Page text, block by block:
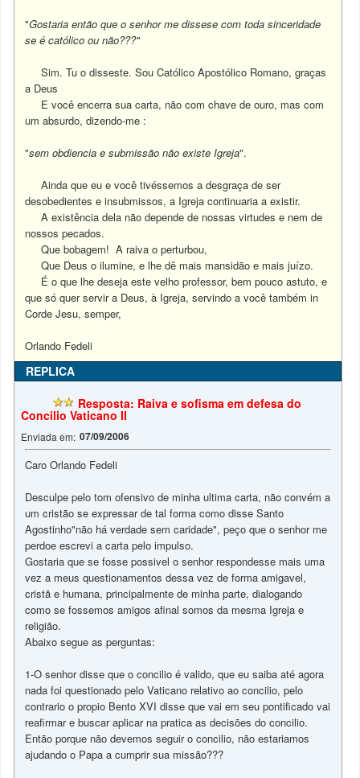
"Gostaria então que o senhor me dissese com toda sinceridade
se é católico ou não???"
Sim. Tu o disseste. Sou Católico Apostólico Romano, graças
a Deus
E você encerra sua carta, não com chave de ouro, mas com
um absurdo, dizendo-me :
"sem obdiencia e submissão não existe Igreja".
Ainda que eu e você tivéssemos a desgraça de ser
desobedientes e insubmissos, a Igreja continuaria a existir.
A existência dela não depende de nossas virtudes e nem de
nossos pecados.
Que bobagem! A raiva o perturbou,
Que Deus o ilumine, e lhe dê mais mansidão e mais juízo.
É o que lhe deseja este velho professor, bem pouco astuto, e
que só quer servir a Deus, à Igreja, servindo a você também in
Corde Jesu, semper,
Orlando Fedeli
REPLICA
Resposta: Raiva e sofisma em defesa do
Concilio Vaticano II
Enviada em: 07/09/2006
Caro Orlando Fedeli
Desculpe pelo tom ofensivo de minha ultima carta, não convém a
um cristão se expressar de tal forma como disse Santo
Agostinho"não há verdade sem caridade", peço que o senhor me
perdoe escrevi a carta pelo impulso.
Gostaria que se fosse possivel o senhor respondesse mais uma
vez a meus questionamentos dessa vez de forma amigavel,
cristã e humana, principalmente de minha parte, dialogando
como se fossemos amigos afinal somos da mesma Igreja e
religião.
Abaixo segue as perguntas:
1-O senhor disse que o concilio é valido, que eu saiba até agora
nada foi questionado pelo Vaticano relativo ao concilio, pelo
contrario o propio Bento XVI disse que vai em seu pontificado vai
reafirmar e buscar aplicar na pratica as decisões do concilio.
Então porque não devemos seguir o concilio, não estariamos
ajudando o Papa a cumprir sua missão???